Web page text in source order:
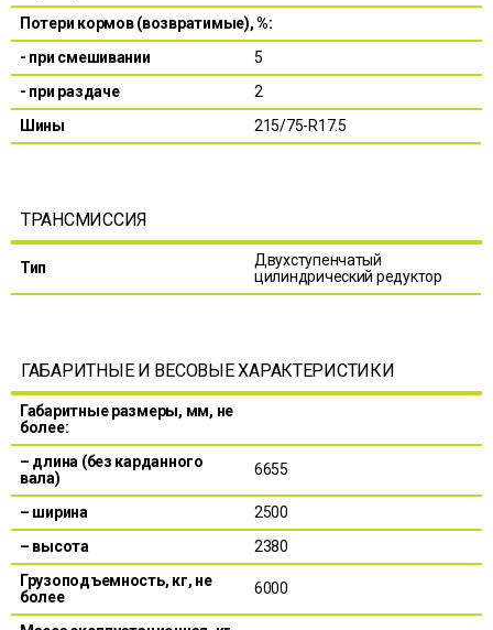
Потери кормов (возвратимые), %:
- при смешивании
5
- при раздаче
2
Шины
215/75-R17.5
ТРАНСМИССИЯ
Тип
Двухступенчатый
цилиндрический редуктор
ГАБАРИТНЫЕ И ВЕСОВЫЕ ХАРАКТЕРИСТИКИ
Габаритные размеры, мм, не
более:
– длина (без карданного
вала)
6655
– ширина
2500
– высота
2380
Грузоподъемность, кг, не
более
6000